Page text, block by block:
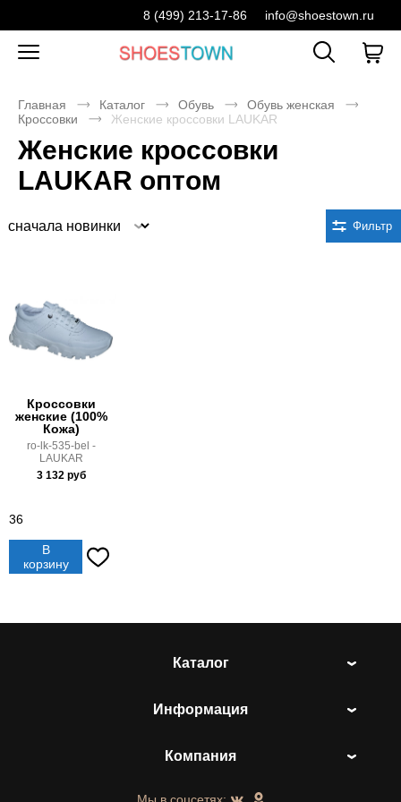
8 (499) 213-17-86 info@shoestown.ru
Главная Каталог Обувь
Обувь женская
Кроссовки
Женские кроссовки LAUKAR
Женские кроссовки
LAUKAR оптом
Фильтр
Кроссовки
женские (100%
Кожа)
ro-lk-535-bel -
LAUKAR
3 132руб
36
В
корзину
Каталог
Информация
Компания